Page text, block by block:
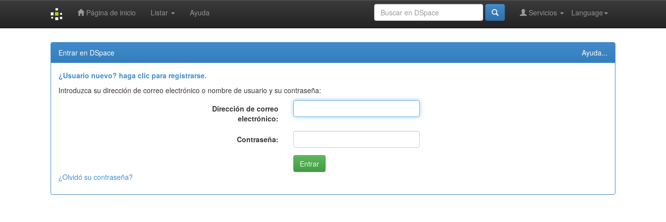
Página de inicio Listar Ayuda Language
Servicios
Entrar en DSpace Ayuda...
¿Usuario nuevo? haga clic para registrarse.
Introduzca su dirección de correo electrónico o nombre de usuario y su contraseña:
Dirección de correo
electrónico:
Contraseña:
¿Olvidó su contraseña?